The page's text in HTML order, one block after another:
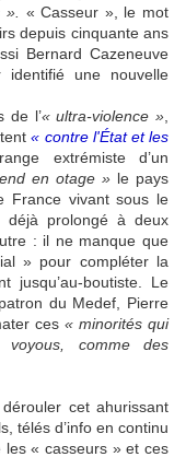
». « Casseur », le mot
depuis cinquante ans
Bernard Cazeneuve
identifié une nouvelle
de l’« ultra-violence »,
« contre l'État et les
extrémiste d’un
en otage » le pays
France vivant sous le
déjà prolongé à deux
: il ne manque que
» pour compléter la
jusqu’au-boutiste. Le
du Medef, Pierre
ces« minorités qui
comme des
cet ahurissant
télés d’info en continu
les « casseurs » et ces